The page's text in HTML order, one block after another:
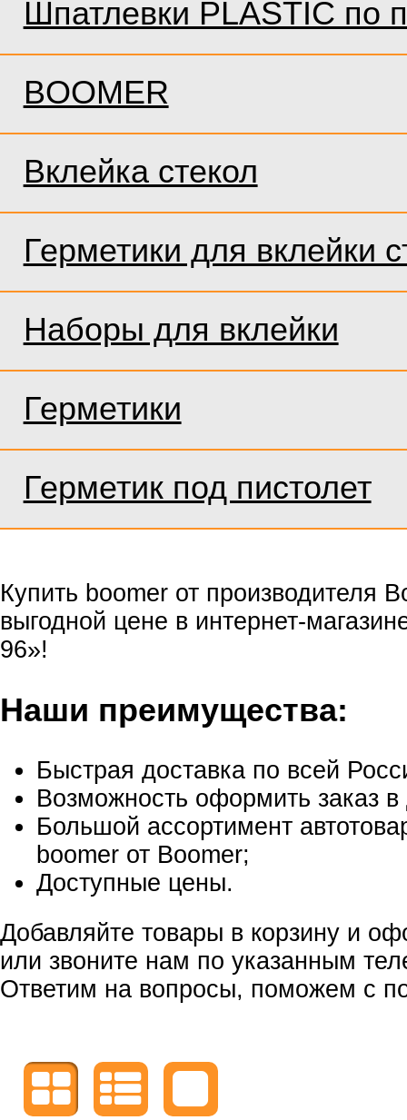
Шпатлевки PLASTIC по
BOOMER
Вклейка стекол
Герметики для вклейки
Наборы для вклейки
Герметики
Герметик под пистолет
Купить boomer от производителя
выгодной цене в интернет-
96»!
Наши преимущества:
Быстрая доставка по всей
Возможность оформить заказ в
Большой ассортимент
boomer от Boomer;
Доступные цены.
Добавляйте товары в корзину и
или звоните нам по указанным
Ответим на вопросы, поможем с